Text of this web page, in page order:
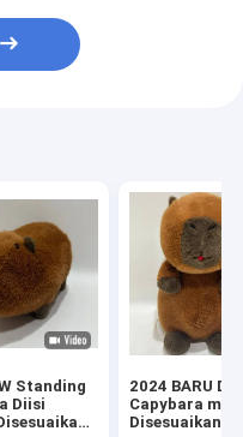
Standing
Diisi
2024 BARU
Capybara
Disesuaikan